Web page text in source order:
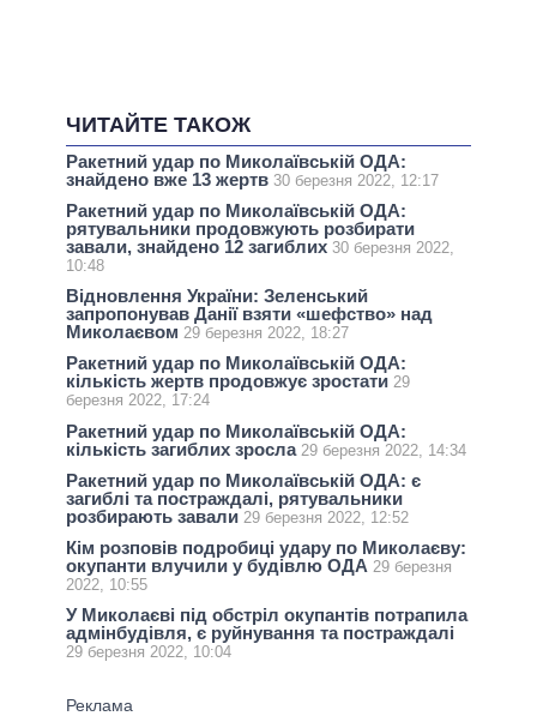
ЧИТАЙТЕ ТАКОЖ
Ракетний удар по Миколаївській ОДА:
знайдено вже 13 жертв 30 березня 2022, 12:17
Ракетний удар по Миколаївській ОДА:
рятувальники продовжують розбирати
завали, знайдено 12 загиблих 30 березня 2022,
10:48
Відновлення України: Зеленський
запропонував Данії взяти «шефство» над
Миколаєвом 29 березня 2022, 18:27
Ракетний удар по Миколаївській ОДА:
кількість жертв продовжує зростати 29
березня 2022, 17:24
Ракетний удар по Миколаївській ОДА:
кількість загиблих зросла 29 березня 2022, 14:34
Ракетний удар по Миколаївській ОДА: є
загиблі та постраждалі, рятувальники
розбирають завали 29 березня 2022, 12:52
Кім розповів подробиці удару по Миколаєву:
окупанти влучили у будівлю ОДА 29 березня
2022, 10:55
У Миколаєві під обстріл окупантів потрапила
адмінбудівля, є руйнування та постраждалі
29 березня 2022, 10:04